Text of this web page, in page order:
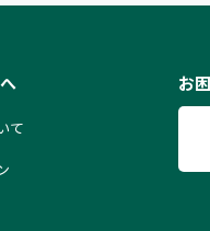
て
お